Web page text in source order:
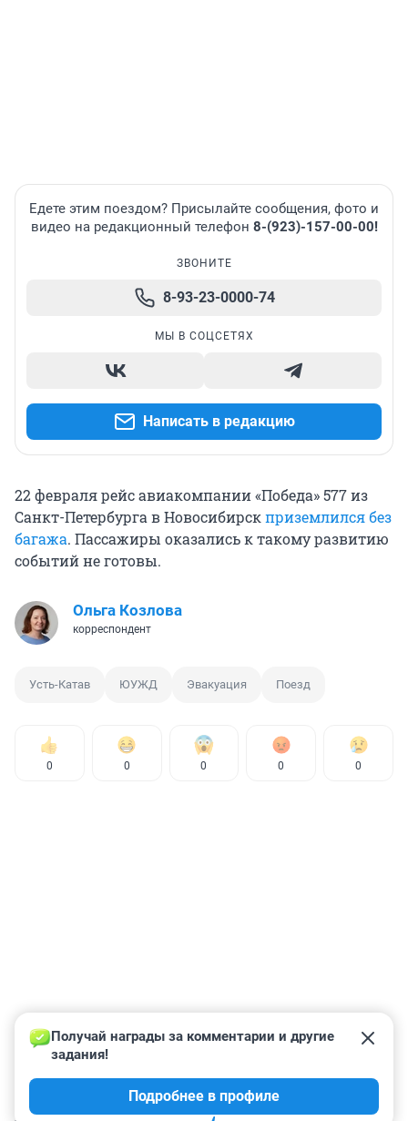
Едете этим поездом? Присылайте сообщения, фото и
видео на редакционный телефон 8-(923)-157-00-00!
ЗВОНИТЕ
8-93-23-0000-74
МЫ В СОЦСЕТЯХ
Написать в редакцию
22 февраля рейс авиакомпании «Победа» 577 из
Санкт-Петербурга в Новосибирскприземлился без
багажа. Пассажиры оказались к такому развитию
событий не готовы.
Ольга Козлова
корреспондент
Усть-Катав ЮУЖД Эвакуация Поезд
0 0 0 0 0
КОММЕНТАРИИ 21
Получай награды за комментарии и другие
задания!
Подробнее в профиле